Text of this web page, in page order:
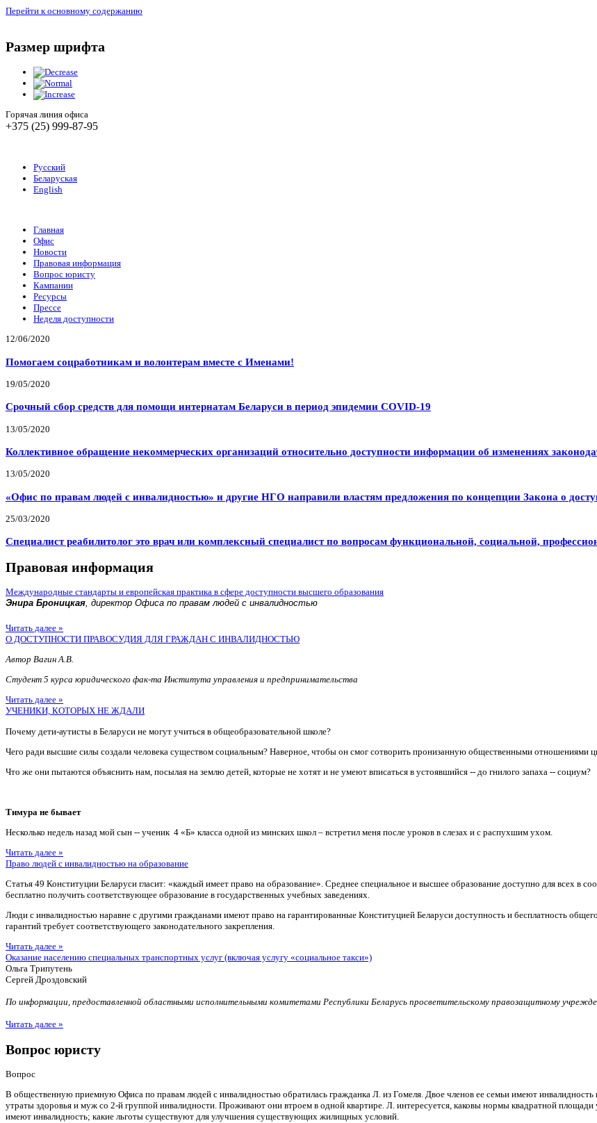
Перейти к основному содержанию
Размер шрифта
Горячая линия офиса
+375 (25) 999-87-95
Русский
Беларуская
English
Главная
Офис
Новости
Правовая информация
Вопрос юристу
Кампании
Ресурсы
Прессе
Неделя доступности
12/06/2020
Помогаем соцработникам и волонтерам вместе с Именами!
19/05/2020
Срочный сбор средств для помощи интернатам Беларуси в период эпидемии COVID-19
13/05/2020
Коллективное обращение некоммерческих организаций относительно доступности информации об изменениях
13/05/2020
«Офис по правам людей с инвалидностью» и другие НГО направили властям предложения по концепции Закона о
25/03/2020
Специалист реабилитолог это врач или комплексный специалист по вопросам функциональной, социальной,
Правовая информация
Международные стандарты и европейская практика в сфере доступности высшего образования
Энира Броницкая, директор Офиса по правам людей с инвалидностью
Читать далее »
О ДОСТУПНОСТИ ПРАВОСУДИЯ ДЛЯ ГРАЖДАН С ИНВАЛИДНОСТЬЮ
Автор Вагин А.В.
Студент 5 курса юридического фак-та Института управления и предпринимательства
Читать далее »
УЧЕНИКИ, КОТОРЫХ НЕ ЖДАЛИ
Почему дети-аутисты в Беларуси не могут учиться в общеобразовательной школе?
Чего ради высшие силы создали человека существом социальным? Наверное, чтобы он смог сотворить пронизанную общественными отношениями
Что же они пытаются объяснить нам, посылая на землю детей, которые не хотят и не умеют вписаться в устоявшийся -- до гнилого запаха -- социум?
Тимура не бывает
Несколько недель назад мой сын -- ученик 4 «Б» класса одной из минских школ – встретил меня после уроков в слезах и с распухшим ухом.
Читать далее »
Право людей с инвалидностью на образование
Статья 49 Конституции Беларуси гласит: «каждый имеет право на образование». Среднее специальное и высшее образование доступно для всех в
бесплатно получить соответствующее образование в государственных учебных заведениях.
Люди с инвалидностью наравне с другими гражданами имеют право на гарантированные Конституцией Беларуси доступность и бесплатность
гарантий требует соответствующего законодательного закрепления.
Читать далее »
Оказание населению специальных транспортных услуг (включая услугу «социальное такси»)
Ольга Трипутень
Сергей Дроздовский
По информации, предоставленной областными исполнительными комитетами Республики Беларусь просветительскому правозащитному
Читать далее »
Вопрос юристу
Вопрос
В общественную приемную Офиса по правам людей с инвалидностью обратилась гражданка Л. из Гомеля. Двое членов ее семьи имеют инвалидность
утраты здоровья и муж со 2-й группой инвалидности. Проживают они втроем в одной квартире. Л. интересуется, каковы нормы квадратной
имеют инвалидность; какие льготы существуют для улучшения существующих жилищных условий.